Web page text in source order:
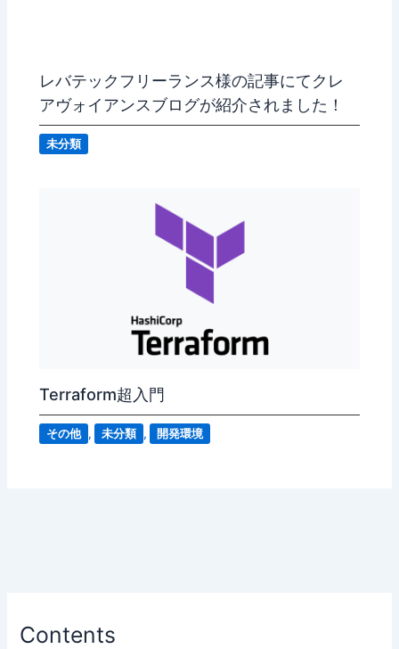
レバテックフリーランス様の記事にてクレ
アヴォイアンスブログが紹介されました！
未分類
Terraform超入門
その他 , 未分類 , 開発環境
Contents